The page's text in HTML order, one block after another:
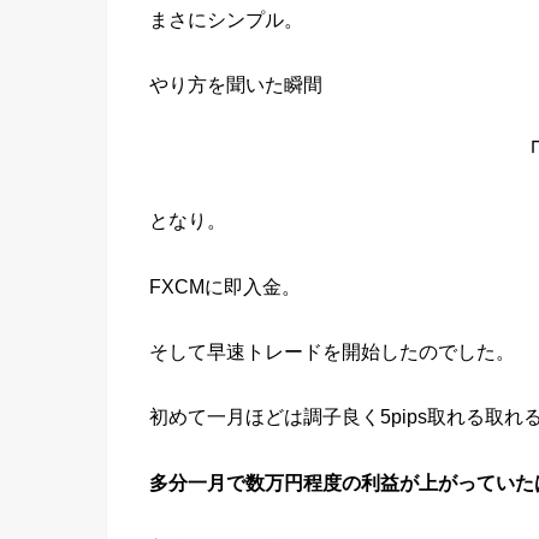
まさにシンプル。
やり方を聞いた瞬間
となり。
FXCMに即入金。
そして早速トレードを開始したのでした。
初めて一月ほどは調子良く5pips取れる取れる
多分一月で数万円程度の利益が上がっていた